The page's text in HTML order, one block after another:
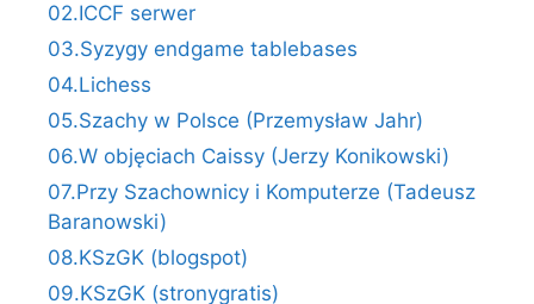
02.ICCF serwer
03.Syzygy endgame tablebases
04.Lichess
05.Szachy w Polsce (Przemysław Jahr)
06.W objęciach Caissy (Jerzy Konikowski)
07.Przy Szachownicy i Komputerze (Tadeusz
Baranowski)
08.KSzGK (blogspot)
09.KSzGK (stronygratis)